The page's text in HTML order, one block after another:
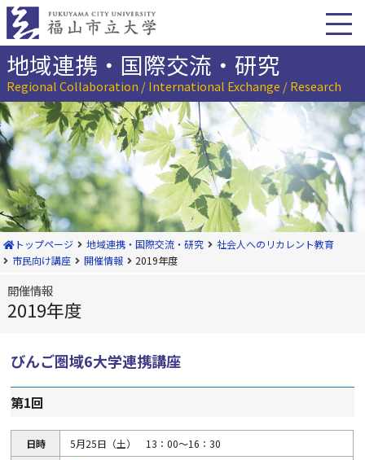
本
へ
動地域連携・国際交流・研究
Regional Collaboration / International Exchange / Research
トップページ 地域連携・国際交流・研究
社会人へのリカレント教育
市民向け講座
開催情報 2019年度
開催情報
2019年度
びんご圏域6大学連携講座
第1回
日時 5月25日（土） 13：00～16：30